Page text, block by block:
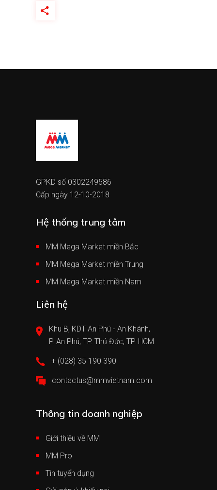
GPKD số 0302249586
Cấp ngày 12-10-2018
Hệ thống trung tâm
MM Mega Market miền Bắc
MM Mega Market miền Trung
MM Mega Market miền Nam
Liên hệ
Khu B, KDT An Phú - An Khánh,
P. An Phú, TP. Thủ Đức, TP. HCM
+ (028) 35 190 390
contactus@mmvietnam.com
Thông tin doanh nghiệp
Giới thiệu về MM
MM Pro
Tin tuyển dụng